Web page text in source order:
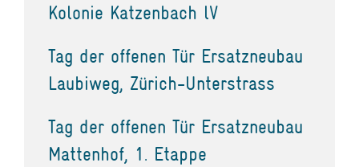
Kolonie Katzenbach lV
Tag der offenen Tür Ersatzneubau
Laubiweg, Zürich-Unterstrass
Tag der offenen Tür Ersatzneubau
Mattenhof, 1. Etappe